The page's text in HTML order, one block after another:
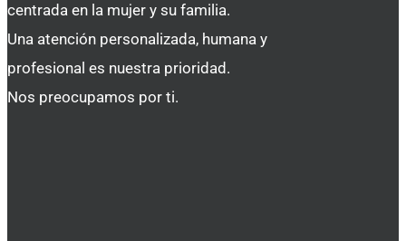
centrada en la mujer y su familia.
Una atención personalizada, humana y
profesional es nuestra prioridad.
Nos preocupamos por ti.